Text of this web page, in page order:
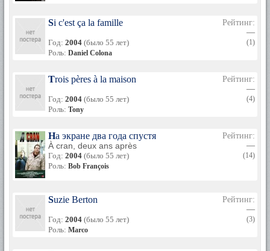
Si c'est ça la famille
Год: 2004 (было 55 лет)
Роль: Daniel Colona
Рейтинг:
—
(1)
Trois pères à la maison
Год: 2004 (было 55 лет)
Роль: Tony
Рейтинг:
—
(4)
На экране два года спустя
À cran, deux ans après
Год: 2004 (было 55 лет)
Роль: Bob François
Рейтинг:
—
(14)
Suzie Berton
Год: 2004 (было 55 лет)
Роль: Marco
Рейтинг:
—
(3)